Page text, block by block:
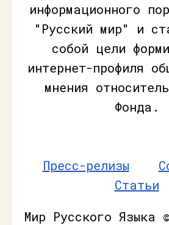
информационного
"Русский мир" и
собой цели
интернет-профиля
мнения
Фонда.
Пресс-релизы
Статьи
Мир Русского Языка ©